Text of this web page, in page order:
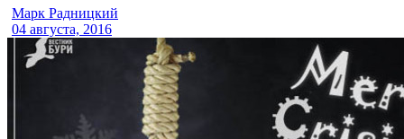
Марк Радницкий
04 августа, 2016